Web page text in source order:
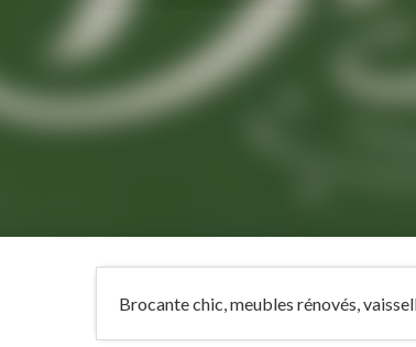
Brocante chic, meubles rénovés,